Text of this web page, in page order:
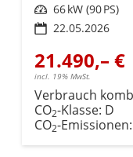
Leistung 66 kW (90 PS)
22.05.2026
21.490,– €
incl. 19% MwSt.
Verbrauch
CO2-Klasse: D
CO2-Emissionen: